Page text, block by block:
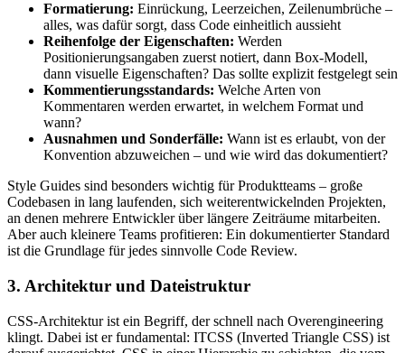
Formatierung: Einrückung, Leerzeichen, Zeilenumbrüche –
alles, was dafür sorgt, dass Code einheitlich aussieht
Reihenfolge der Eigenschaften: Werden
Positionierungsangaben zuerst notiert, dann Box-Modell,
dann visuelle Eigenschaften? Das sollte explizit festgelegt sein
Kommentierungsstandards: Welche Arten von
Kommentaren werden erwartet, in welchem Format und
wann?
Ausnahmen und Sonderfälle: Wann ist es erlaubt, von der
Konvention abzuweichen – und wie wird das dokumentiert?
Style Guides sind besonders wichtig für Produktteams – große
Codebasen in lang laufenden, sich weiterentwickelnden Projekten,
an denen mehrere Entwickler über längere Zeiträume mitarbeiten.
Aber auch kleinere Teams profitieren: Ein dokumentierter Standard
ist die Grundlage für jedes sinnvolle Code Review.
3. Architektur und Dateistruktur
CSS-Architektur ist ein Begriff, der schnell nach Overengineering
klingt. Dabei ist er fundamental: ITCSS (Inverted Triangle CSS) ist